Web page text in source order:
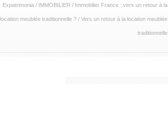
Expatrimonia / IMMOBILIER / Immobilier France : vers un retour à la
location meublée traditionnelle ? / Vers un retour à la location meublée
traditionnelle